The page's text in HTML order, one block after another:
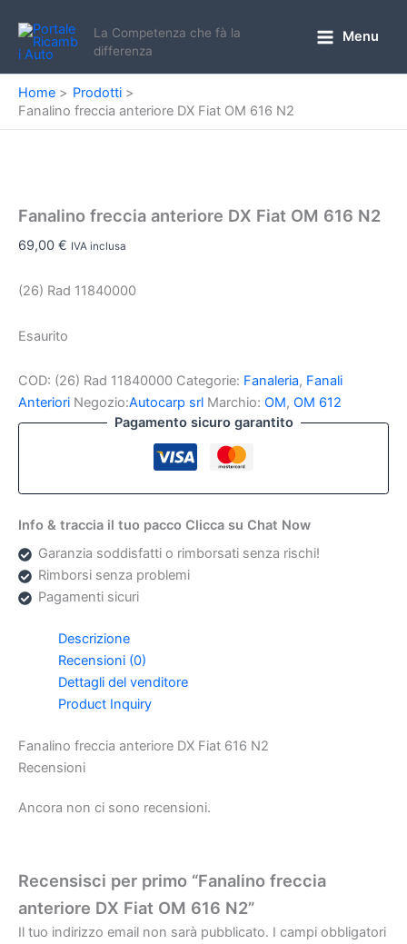
contenuto
La Competenza che fà la
differenza
Menu
Home
Prodotti
Fanalino freccia anteriore DX Fiat OM 616 N2
Fanalino freccia anteriore DX Fiat OM 616 N2
69,00 € IVA inclusa
(26) Rad 11840000
Esaurito
COD: (26) Rad 11840000 Categorie: Fanaleria, Fanali
Anteriori Negozio:Autocarp srl Marchio: OM, OM 612
Pagamento sicuro garantito
Info & traccia il tuo pacco Clicca su Chat Now
Garanzia soddisfatti o rimborsati senza rischi!
Rimborsi senza problemi
Pagamenti sicuri
Descrizione
Recensioni (0)
Dettagli del venditore
Product Inquiry
Fanalino freccia anteriore DX Fiat 616 N2
Recensioni
Ancora non ci sono recensioni.
Recensisci per primo “Fanalino freccia
anteriore DX Fiat OM 616 N2”
Il tuo indirizzo email non sarà pubblicato. I campi obbligatori